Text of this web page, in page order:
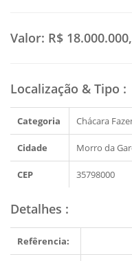
Valor: R$
Localização & Tipo :
Categoria Chácara
Cidade Morro da
CEP 35798000
Detalhes :
Refêrencia: